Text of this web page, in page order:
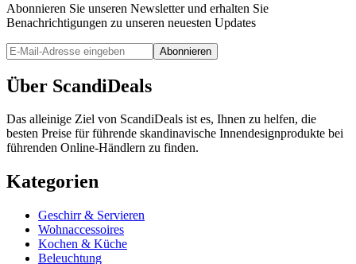
Abonnieren Sie unseren Newsletter und erhalten Sie
Benachrichtigungen zu unseren neuesten Updates
Abonnieren
Über ScandiDeals
Das alleinige Ziel von ScandiDeals ist es, Ihnen zu helfen, die
besten Preise für führende skandinavische Innendesignprodukte bei
führenden Online-Händlern zu finden.
Kategorien
Geschirr & Servieren
Wohnaccessoires
Kochen & Küche
Beleuchtung